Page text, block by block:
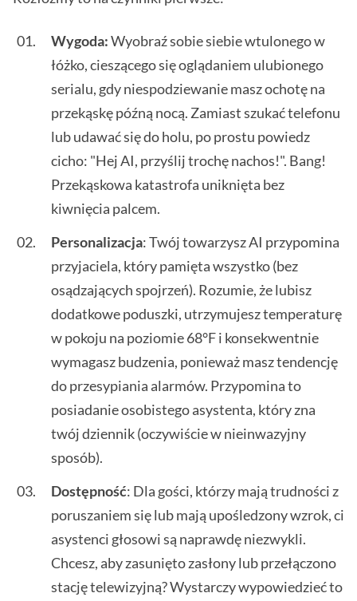
Wygoda:Wyobraź sobie siebie wtulonego w
łóżko, cieszącego się oglądaniem ulubionego
serialu, gdy niespodziewanie masz ochotę na
przekąskę późną nocą. Zamiast szukać telefonu
lub udawać się do holu, po prostu powiedz
cicho: "Hej AI, przyślij trochę nachos!". Bang!
Przekąskowa katastrofa uniknięta bez
kiwnięcia palcem.
Personalizacja: Twój towarzysz AI przypomina
przyjaciela, który pamięta wszystko (bez
osądzających spojrzeń). Rozumie, że lubisz
dodatkowe poduszki, utrzymujesz temperaturę
w pokoju na poziomie 68°F i konsekwentnie
wymagasz budzenia, ponieważ masz tendencję
do przesypiania alarmów. Przypomina to
posiadanie osobistego asystenta, który zna
twój dziennik (oczywiście w nieinwazyjny
sposób).
Dostępność: Dla gości, którzy mają trudności z
poruszaniem się lub mają upośledzony wzrok, ci
asystenci głosowi są naprawdę niezwykli.
Chcesz, aby zasunięto zasłony lub przełączono
stację telewizyjną? Wystarczy wypowiedzieć to